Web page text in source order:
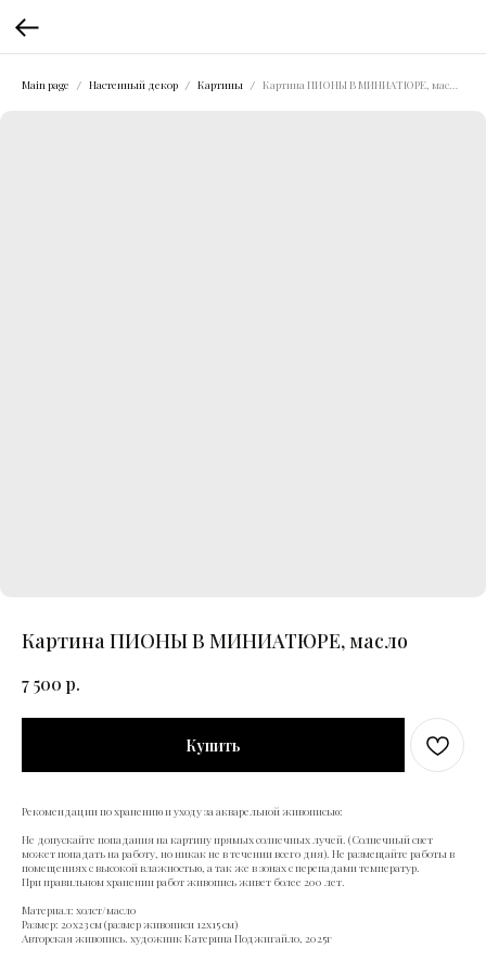
Main page Настенный декор Картины Картина ПИОНЫ В МИНИАТЮРЕ, масло
Картина ПИОНЫ В МИНИАТЮРЕ, масло
7 500 р.
Купить
Рекомендации по хранению и уходу за акварельной живописью:
Не допускайте попадания на картину прямых солнечных лучей. (Солнечный свет
может попадать на работу, но никак не в течении всего дня). Не размещайте работы в
помещениях с высокой влажностью, а так же в зонах с перепадами температур.
При правильном хранении работ живопись живет более 200 лет.
Материал: холст/масло
Размер: 20х23 см (размер живописи 12х15 см)
Авторская живопись. художник Катерина Поджигайло, 2025г